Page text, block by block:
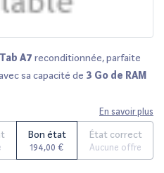
A7 reconditionnée, parfaite
sa capacité de 3 Go de RAM
et la navigation. Tous nos
par des experts et
: parfait, très bon, bon
de12 à 36 mois. Profitez
En savoir plus
Bon état
194,00 €
État correct
Aucune offre